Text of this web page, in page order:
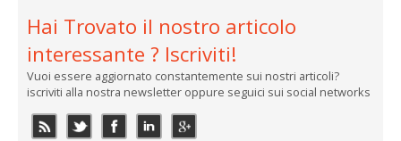
Hai Trovato il nostro articolo
interessante ? Iscriviti!
Vuoi essere aggiornato constantemente sui nostri articoli?
iscriviti alla nostra newsletter oppure seguici sui social networks